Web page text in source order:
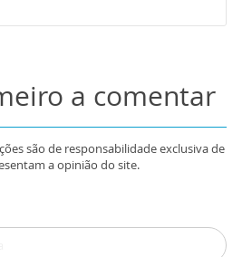
a comentar
são de responsabilidade exclusiva de
a opinião do site.